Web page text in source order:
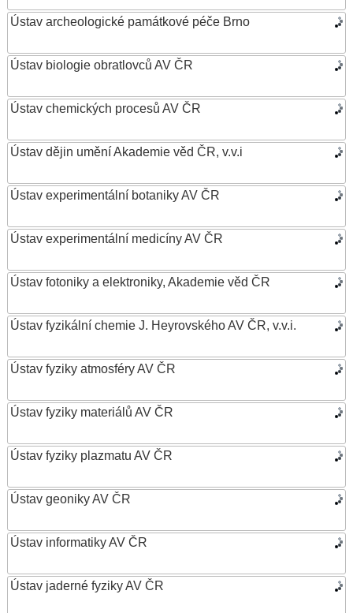
Ústav archeologické památkové péče Brno
Ústav biologie obratlovců AV ČR
Ústav chemických procesů AV ČR
Ústav dějin umění Akademie věd ČR, v.v.i
Ústav experimentální botaniky AV ČR
Ústav experimentální medicíny AV ČR
Ústav fotoniky a elektroniky, Akademie věd ČR
Ústav fyzikální chemie J. Heyrovského AV ČR, v.v.i.
Ústav fyziky atmosféry AV ČR
Ústav fyziky materiálů AV ČR
Ústav fyziky plazmatu AV ČR
Ústav geoniky AV ČR
Ústav informatiky AV ČR
Ústav jaderné fyziky AV ČR